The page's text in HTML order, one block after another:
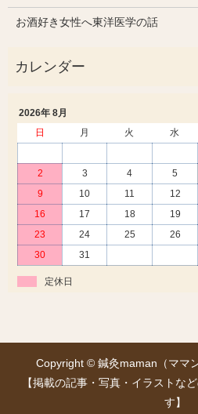
お酒好き女性へ東洋医学の話
2026年 8月
日
月 火 水
2
3 4 5
9
10 11 12
16
17 18 19
23
24 25 26
30
31
定休日
Copyright © 鍼灸maman（ママ
【掲載の記事・写真・イラストな
す】